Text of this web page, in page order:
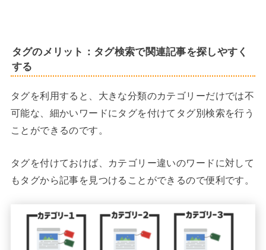
タグのメリット：タグ検索で関連記事を探しやすく
する
タグを利用すると、大きな分類のカテゴリーだけでは不
可能な、細かいワードにタグを付けてタグ別検索を行う
ことができるのです。
タグを付けておけば、カテゴリー違いのワードに対して
もタグから記事を見つけることができるので便利です。